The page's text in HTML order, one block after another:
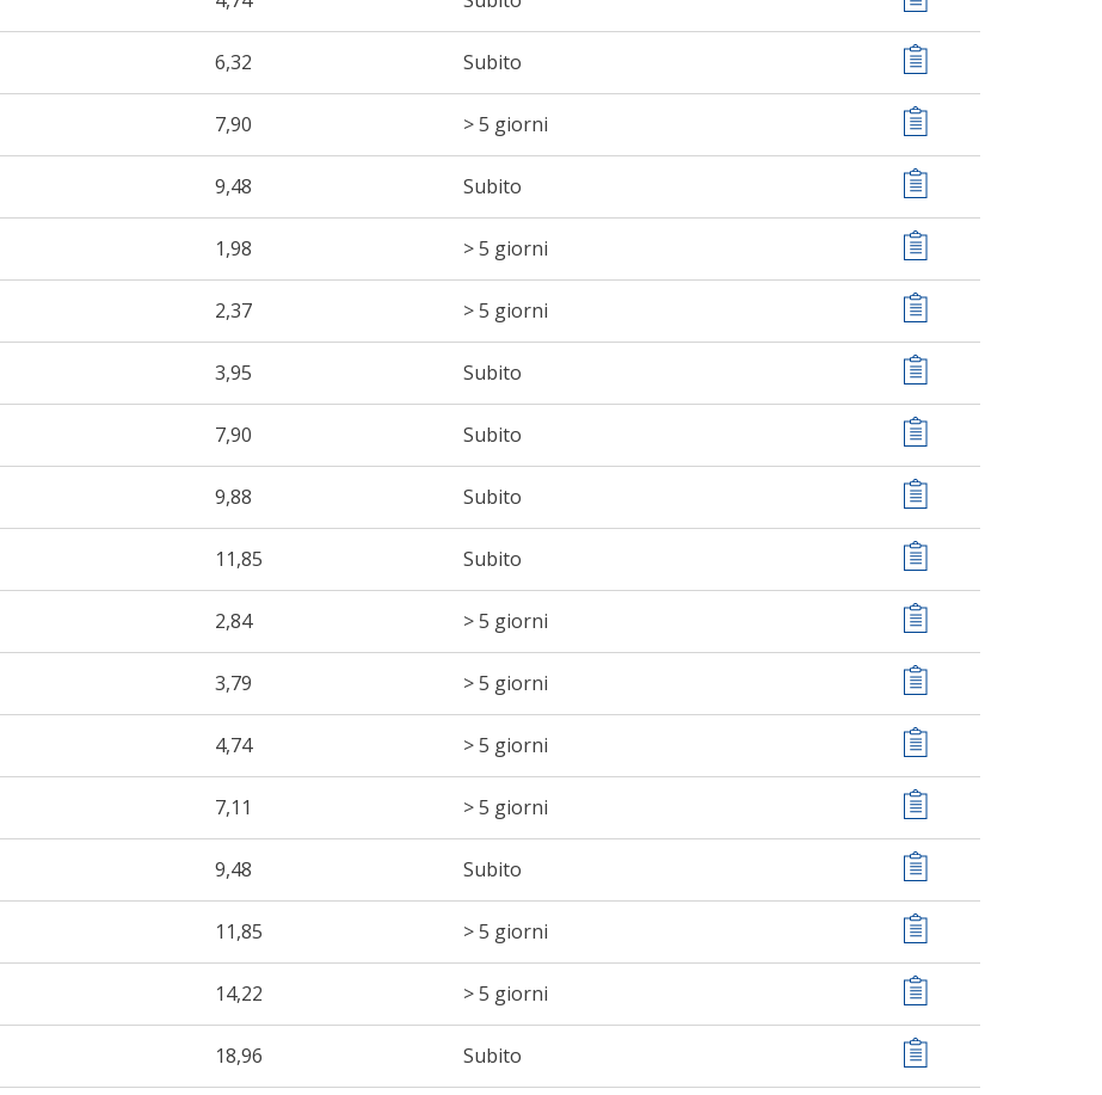
6,32 Subito
7,90 > 5 giorni
9,48 Subito
1,98 > 5 giorni
2,37 > 5 giorni
3,95 Subito
7,90 Subito
9,88 Subito
11,85 Subito
2,84 > 5 giorni
3,79 > 5 giorni
4,74 > 5 giorni
7,11 > 5 giorni
9,48 Subito
11,85 > 5 giorni
14,22 > 5 giorni
18,96 Subito